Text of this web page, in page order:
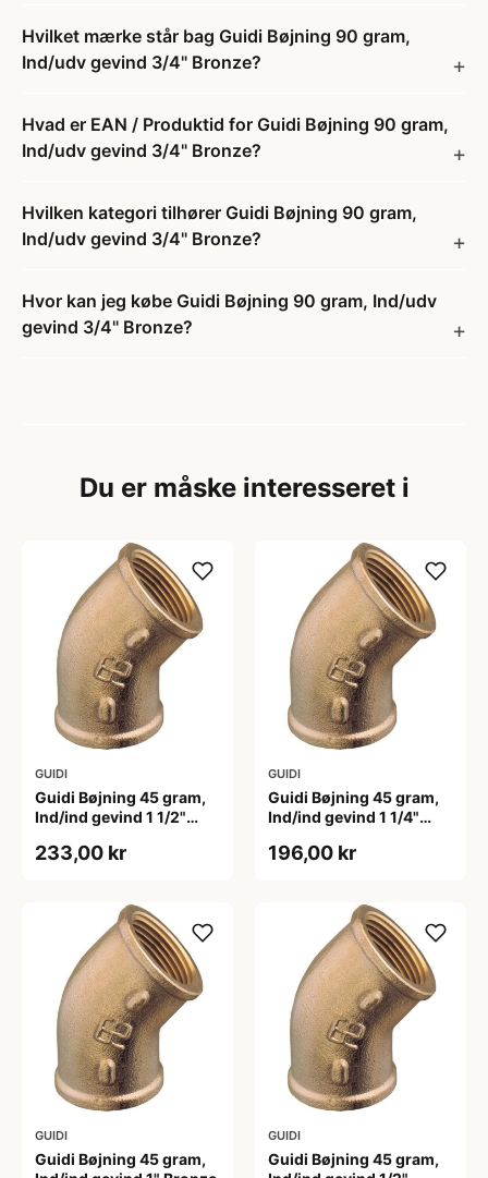
Hvilket mærke står bag Guidi Bøjning 90 gram,
Ind/udv gevind 3/4" Bronze?
Hvad er EAN / Produktid for Guidi Bøjning 90 gram,
Ind/udv gevind 3/4" Bronze?
Hvilken kategori tilhører Guidi Bøjning 90 gram,
Ind/udv gevind 3/4" Bronze?
Hvor kan jeg købe Guidi Bøjning 90 gram, Ind/udv
gevind 3/4" Bronze?
Du er måske interesseret i
GUIDI
Guidi Bøjning 45 gram,
Ind/ind gevind 1 1/2"
233,00 kr
GUIDI
Guidi Bøjning 45 gram,
Ind/ind gevind 1 1/4"
196,00 kr
GUIDI
Guidi Bøjning 45 gram,
GUIDI
Guidi Bøjning 45 gram,